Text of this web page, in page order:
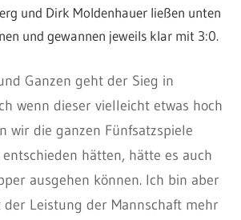
und Dirk Moldenhauer ließen unten
und gewannen jeweils klar mit 3:0.
Ganzen geht der Sieg in
wenn dieser vielleicht etwas hoch
wir die ganzen Fünfsatzspiele
hätten, hätte es auch
ausgehen können. Ich bin aber
Leistung der Mannschaft mehr